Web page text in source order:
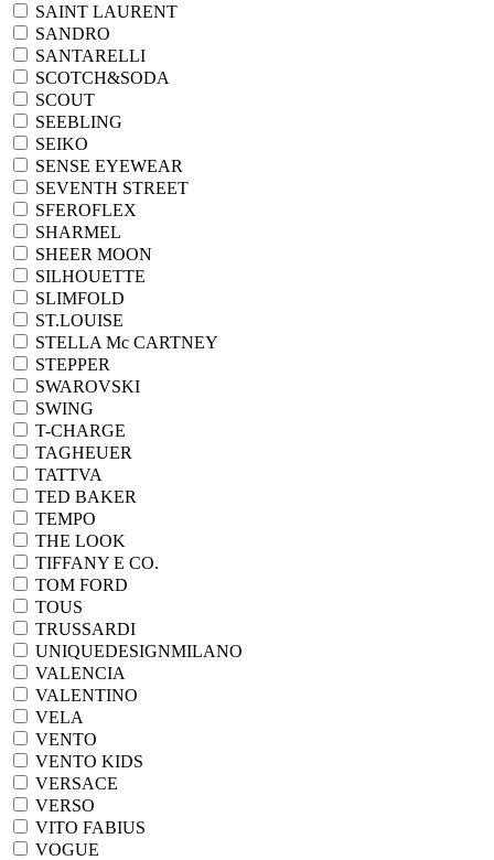
SAINT LAURENT
SANDRO
SANTARELLI
SCOTCH&SODA
SCOUT
SEEBLING
SEIKO
SENSE EYEWEAR
SEVENTH STREET
SFEROFLEX
SHARMEL
SHEER MOON
SILHOUETTE
SLIMFOLD
ST.LOUISE
STELLA Mc CARTNEY
STEPPER
SWAROVSKI
SWING
T-CHARGE
TAGHEUER
TATTVA
TED BAKER
TEMPO
THE LOOK
TIFFANY E CO.
TOM FORD
TOUS
TRUSSARDI
UNIQUEDESIGNMILANO
VALENCIA
VALENTINO
VELA
VENTO
VENTO KIDS
VERSACE
VERSO
VITO FABIUS
VOGUE